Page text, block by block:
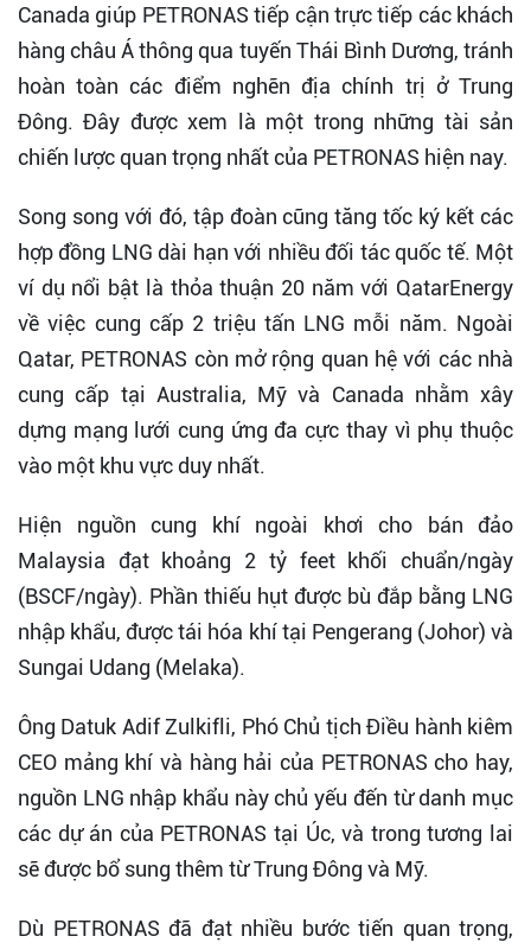
Canada giúp PETRONAS tiếp cận trực tiếp các khách
hàng châu Á thông qua tuyến Thái Bình Dương, tránh
hoàn toàn các điểm nghẽn địa chính trị ở Trung
Đông. Đây được xem là một trong những tài sản
chiến lược quan trọng nhất của PETRONAS hiện nay.
Song song với đó, tập đoàn cũng tăng tốc ký kết các
hợp đồng LNG dài hạn với nhiều đối tác quốc tế. Một
ví dụ nổi bật là thỏa thuận 20 năm với QatarEnergy
về việc cung cấp 2 triệu tấn LNG mỗi năm. Ngoài
Qatar, PETRONAS còn mở rộng quan hệ với các nhà
cung cấp tại Australia, Mỹ và Canada nhằm xây
dựng mạng lưới cung ứng đa cực thay vì phụ thuộc
vào một khu vực duy nhất.
Hiện nguồn cung khí ngoài khơi cho bán đảo
Malaysia đạt khoảng 2 tỷ feet khối chuẩn/ngày
(BSCF/ngày). Phần thiếu hụt được bù đắp bằng LNG
nhập khẩu, được tái hóa khí tại Pengerang (Johor) và
Sungai Udang (Melaka).
Ông Datuk Adif Zulkifli, Phó Chủ tịch Điều hành kiêm
CEO mảng khí và hàng hải của PETRONAS cho hay,
nguồn LNG nhập khẩu này chủ yếu đến từ danh mục
các dự án của PETRONAS tại Úc, và trong tương lai
sẽ được bổ sung thêm từ Trung Đông và Mỹ.
Dù PETRONAS đã đạt nhiều bước tiến quan trọng,